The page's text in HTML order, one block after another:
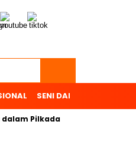
SENI DAN BUDAYA
Pilkada